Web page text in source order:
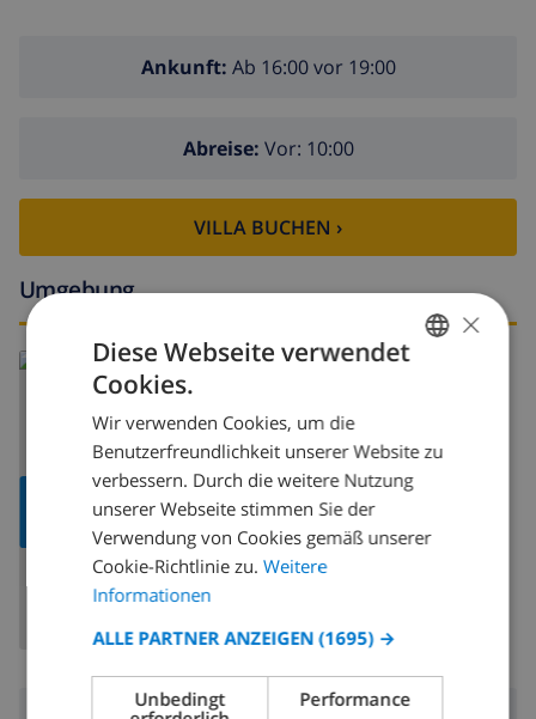
Ankunft: Ab 16:00 vor 19:00
Abreise: Vor: 10:00
VILLA BUCHEN ›
Umgebung
KARTE
ANZEIGEN
Lesen Sie mehr über:
Spanien
DUTCH
SPANISH
GERMAN
ITALIAN
DANISH
×
Diese Webseite verwendet
Cookies.
Wir verwenden Cookies, um die
Benutzerfreundlichkeit unserer Website zu
verbessern. Durch die weitere Nutzung
unserer Webseite stimmen Sie der
Verwendung von Cookies gemäß unserer
Cookie-Richtlinie zu. Weitere
Informationen
ALLE PARTNER ANZEIGEN (1695) →
Unbedingt
Performance